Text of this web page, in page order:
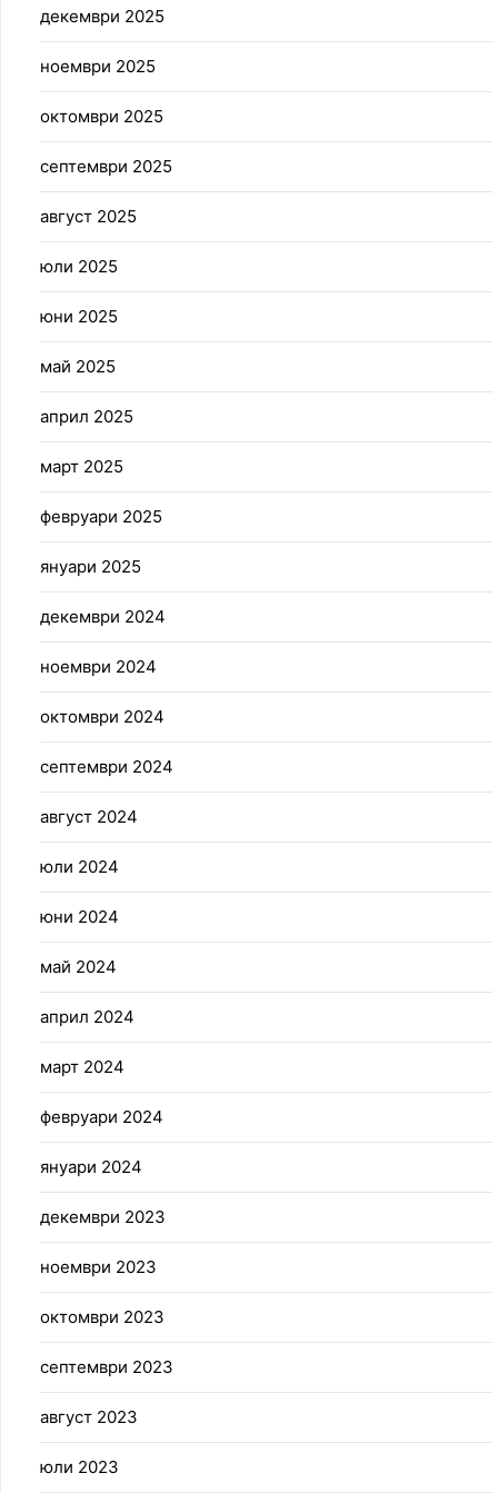
декември 2025
ноември 2025
октомври 2025
септември 2025
август 2025
юли 2025
юни 2025
май 2025
април 2025
март 2025
февруари 2025
януари 2025
декември 2024
ноември 2024
октомври 2024
септември 2024
август 2024
юли 2024
юни 2024
май 2024
април 2024
март 2024
февруари 2024
януари 2024
декември 2023
ноември 2023
октомври 2023
септември 2023
август 2023
юли 2023